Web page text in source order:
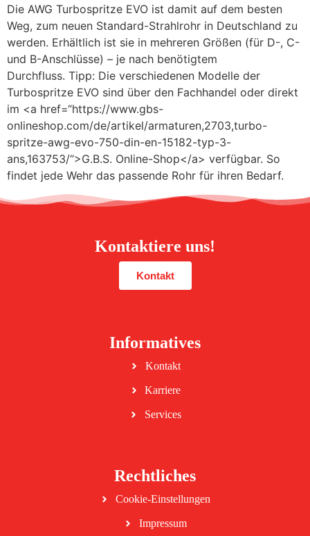
Die AWG Turbospritze EVO ist damit auf dem besten
Weg, zum neuen Standard-Strahlrohr in Deutschland zu
werden. Erhältlich ist sie in mehreren Größen (für D-, C-
und B-Anschlüsse) – je nach benötigtem
Durchfluss. Tipp: Die verschiedenen Modelle der
Turbospritze EVO sind über den Fachhandel oder direkt
im <a href=“https://www.gbs-
onlineshop.com/de/artikel/armaturen,2703,turbo-
spritze-awg-evo-750-din-en-15182-typ-3-
ans,163753/“>G.B.S. Online-Shop</a> verfügbar. So
findet jede Wehr das passende Rohr für ihren Bedarf.
Kontaktiere uns!
Kontakt
Informatives
Kontakt
Karriere
Services
Rechtliches
Cookie-Einstellungen
Impressum